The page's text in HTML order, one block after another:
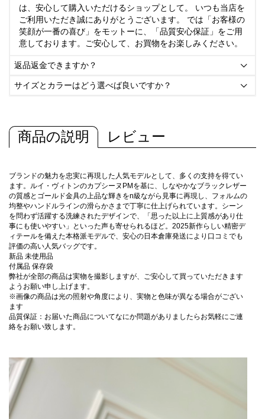
は、安心して購入いただけるショップとして。 いつも当店を
ご利用いただき誠にありがとうございます。 では「お客様の
笑顔が一番の喜び」をモットーに、「品質安心保証」をご用
意しております。ご安心して、お買物をお楽しみください。
返品返金できますか？ 
サイズとカラーはどう選べば良いですか？ 
商品の説明 レビュー
ブランドの魅力を忠実に再現した人気モデルとして、多くの支持を得てい
ます。ルイ・ヴィトンのカプシーヌPMを基に、しなやかなブラックレザー
の質感とゴールド金具の上品な輝きをn級ながら見事に再現し、フォルムの
均整やハンドルラインの滑らかさまで丁寧に仕上げられています。シーン
を問わず活躍する洗練されたデザインで、「思った以上に上質感があり仕
事にも使いやすい」といった声も寄せられるほど。2025新作らしい精密デ
ィテールを備えた本格派モデルで、安心の日本倉庫発送により口コミでも
評価の高い人気バッグです。
新品 未使用品
付属品 保存袋
弊社が全部の商品は実物を撮影しますが、ご安心して買っていただきます
ようお願い申し上げます。
※画像の商品は光の照射や角度により、実物と色味が異なる場合がござい
ます
品質保証：お届いた商品についてなにか問題がありましたらお気軽にご連
絡をお願い致します。